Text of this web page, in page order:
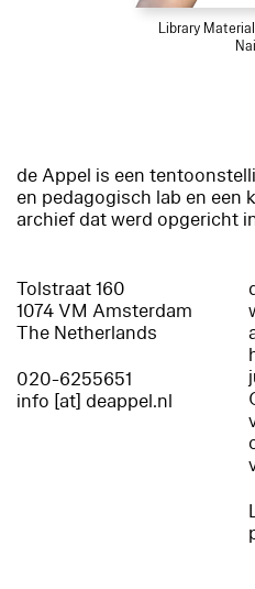
Library
Nai
de Appel is een
en pedagogisch lab en een
archief dat werd opgericht
Tolstraat 160
1074 VM Amsterdam
The Netherlands
020-6255651
info [at] deappel.nl